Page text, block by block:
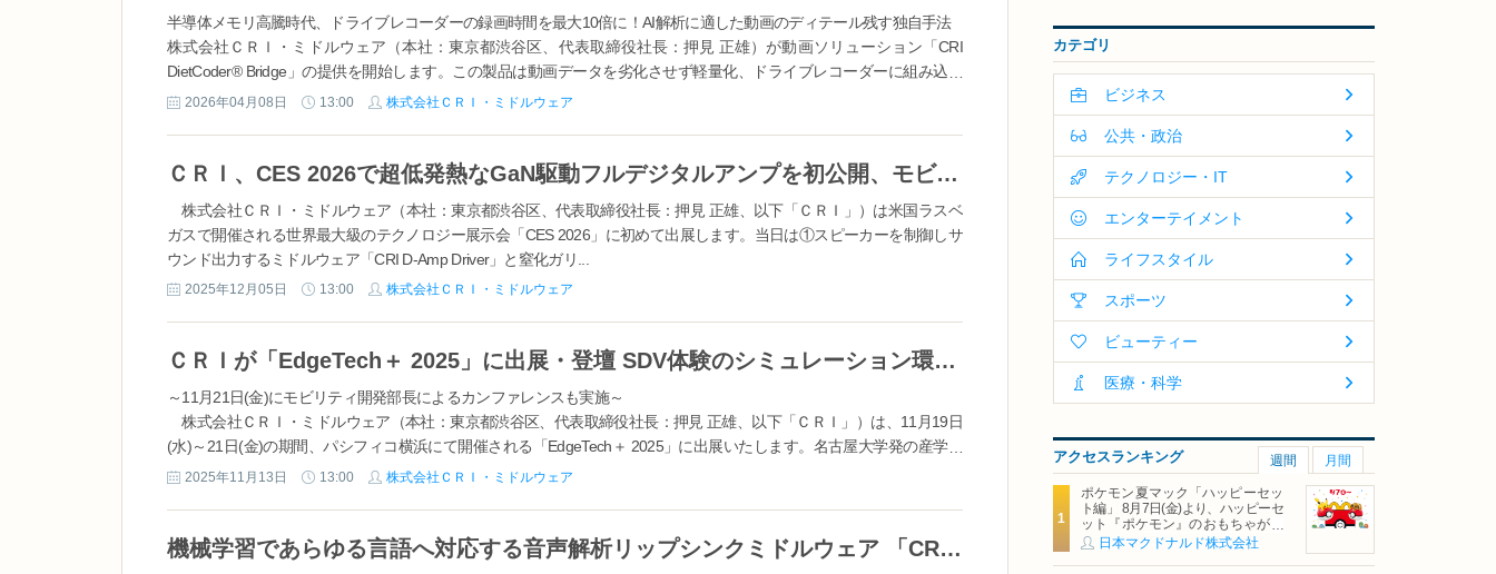
半導体メモリ高騰時代、ドライブレコーダーの録画時間を最大10倍に！AI解析に適した動画のディテール残す独自手法
株式会社ＣＲＩ・ミドルウェア（本社：東京都渋谷区、代表取締役社長：押見 正雄）が動画ソリューション「CRI
DietCoder® Bridge」の提供を開始します。この製品は動画データを劣化させず軽量化、ドライブレコーダーに組み込む
ことで従来比の最大10倍※1の録画時間の延長を実現...
2026年04月08日 13:00 株式会社ＣＲＩ・ミドルウェア
ＣＲＩ、CES 2026で超低発熱なGaN駆動フルデジタルアンプを初公開、モビリティの音響アーキテクチャを再定義
株式会社ＣＲＩ・ミドルウェア（本社：東京都渋谷区、代表取締役社長：押見 正雄、以下「ＣＲＩ」）は米国ラスベ
ガスで開催される世界最大級のテクノロジー展示会「CES 2026」に初めて出展します。当日は①スピーカーを制御しサ
ウンド出力するミドルウェア「CRI D-Amp Driver」と窒化ガリ...
2025年12月05日 13:00 株式会社ＣＲＩ・ミドルウェア
ＣＲＩが「EdgeTech＋ 2025」に出展・登壇 SDV体験のシミュレーション環境「MESH」を初お披露目！
～11月21日(金)にモビリティ開発部長によるカンファレンスも実施～
株式会社ＣＲＩ・ミドルウェア（本社：東京都渋谷区、代表取締役社長：押見 正雄、以下「ＣＲＩ」）は、11月19日
(水)～21日(金)の期間、パシフィコ横浜にて開催される「EdgeTech＋ 2025」に出展いたします。名古屋大学発の産学共
創プロジェクト「Open SDV Initiative（...
2025年11月13日 13:00 株式会社ＣＲＩ・ミドルウェア
機械学習であらゆる言語へ対応する音声解析リップシンクミドルウェア 「CRI LipSync Alive」グローバル市場向けに提供開始
カテゴリ
ビジネス
公共・政治
テクノロジー・IT
エンターテイメント
ライフスタイル
スポーツ
ビューティー
医療・科学
アクセスランキング 週間 月間
ポケモン夏マック「ハッピーセッ
ト編」 8月7日(金)より、ハッピーセ
ット『ポケモン』のおもちゃが期
間限定登場
日本マクドナルド株式会社